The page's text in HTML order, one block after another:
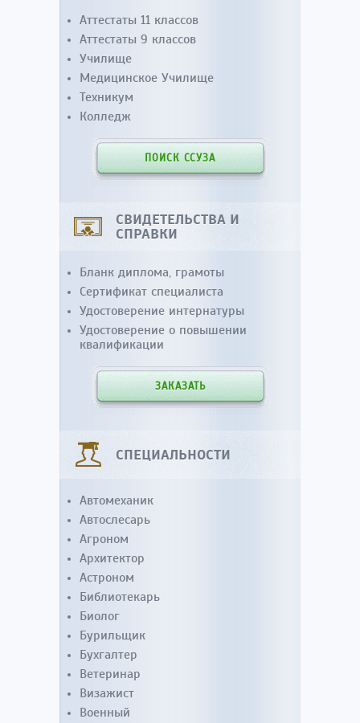
Аттестаты 11 классов
Аттестаты 9 классов
Училище
Медицинское Училище
Техникум
Колледж
ПОИСК ССУЗА
СВИДЕТЕЛЬСТВА И
СПРАВКИ
Бланк диплома, грамоты
Сертификат специалиста
Удостоверение интернатуры
Удостоверение о повышении
квалификации
ЗАКАЗАТЬ
СПЕЦИАЛЬНОСТИ
Автомеханик
Автослесарь
Агроном
Архитектор
Астроном
Библиотекарь
Биолог
Бурильщик
Бухгалтер
Ветеринар
Визажист
Военный